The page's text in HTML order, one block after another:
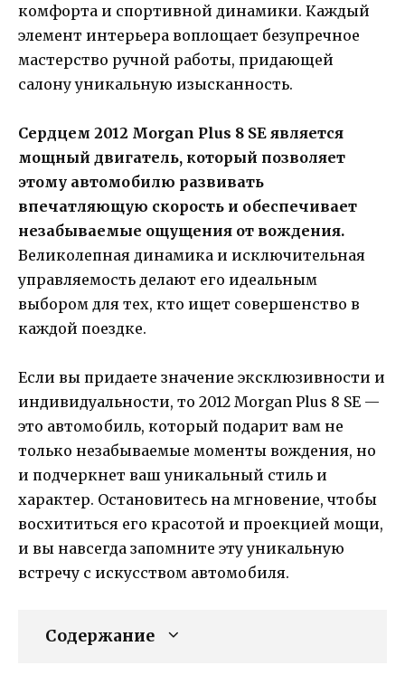
комфорта и спортивной динамики. Каждый
элемент интерьера воплощает безупречное
мастерство ручной работы, придающей
салону уникальную изысканность.
Сердцем 2012 Morgan Plus 8 SE является
мощный двигатель, который позволяет
этому автомобилю развивать
впечатляющую скорость и обеспечивает
незабываемые ощущения от вождения.
Великолепная динамика и исключительная
управляемость делают его идеальным
выбором для тех, кто ищет совершенство в
каждой поездке.
Если вы придаете значение эксклюзивности и
индивидуальности, то 2012 Morgan Plus 8 SE —
это автомобиль, который подарит вам не
только незабываемые моменты вождения, но
и подчеркнет ваш уникальный стиль и
характер. Остановитесь на мгновение, чтобы
восхититься его красотой и проекцией мощи,
и вы навсегда запомните эту уникальную
встречу с искусством автомобиля.
Содержание